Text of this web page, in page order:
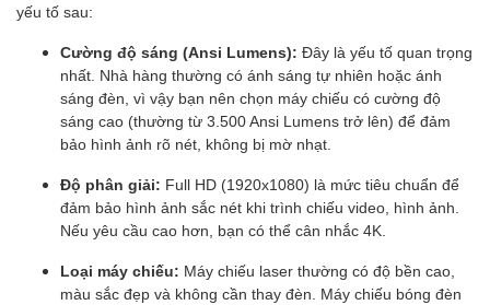
yếu tố sau:
Cường độ sáng (Ansi Lumens): Đây là yếu tố quan trọng
nhất. Nhà hàng thường có ánh sáng tự nhiên hoặc ánh
sáng đèn, vì vậy bạn nên chọn máy chiếu có cường độ
sáng cao (thường từ 3.500 Ansi Lumens trở lên) để đảm
bảo hình ảnh rõ nét, không bị mờ nhạt.
Độ phân giải: Full HD (1920x1080) là mức tiêu chuẩn để
đảm bảo hình ảnh sắc nét khi trình chiếu video, hình ảnh.
Nếu yêu cầu cao hơn, bạn có thể cân nhắc 4K.
Loại máy chiếu: Máy chiếu laser thường có độ bền cao,
màu sắc đẹp và không cần thay đèn. Máy chiếu bóng đèn